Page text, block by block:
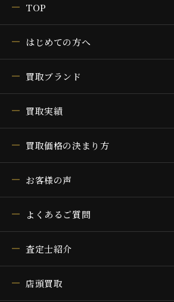
TOP
はじめての方へ
買取ブランド
買取実績
買取価格の決まり方
お客様の声
よくあるご質問
査定士紹介
店頭買取